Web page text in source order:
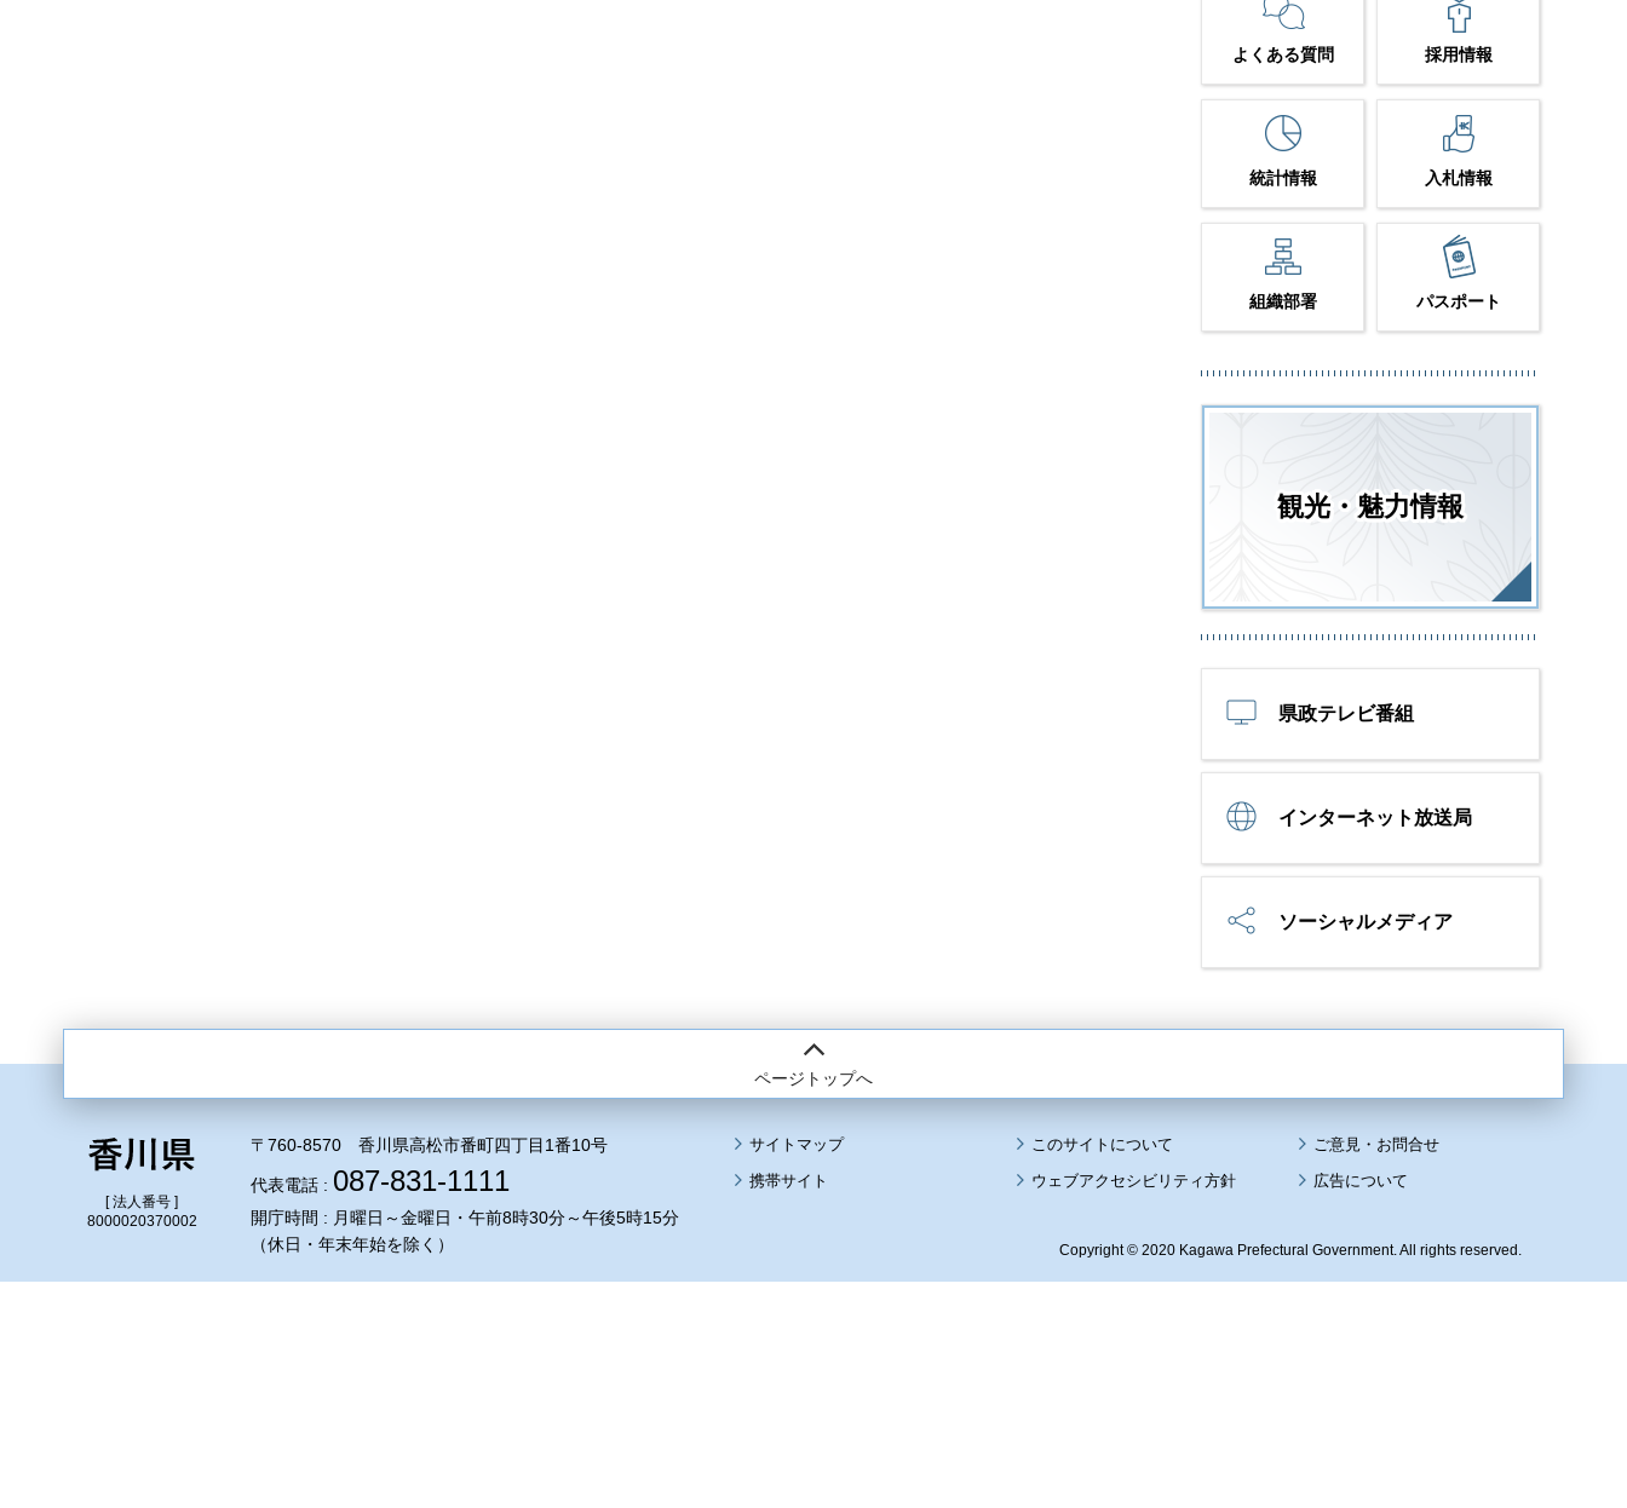
よくある質問 採用情報
統計情報 入札情報
組織部署 パスポート
観光・魅力情報
県政テレビ番組
インターネット放送局
ソーシャルメディア
ページトップへ
[ 法人番号 ]
8000020370002
〒760-8570 香川県高松市番町四丁目1番10号
代表電話 : 087-831-1111
開庁時間 : 月曜日～金曜日・午前8時30分～午後5時15分
（休日・年末年始を除く）
サイトマップ
このサイトについて
携帯サイト
ウェブアクセシビリティ方針 広告について
Copyright © 2020 Kagawa Prefectural Government. All rights reserved.